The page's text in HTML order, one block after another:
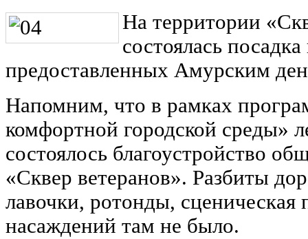
На территории
состоялась
предоставленных Амурским
Напомним, что в рамках
комфортной городской среды»
состоялось благоустройство
«Сквер ветеранов». Разбиты
лавочки, ротонды,
насаждений там не было.